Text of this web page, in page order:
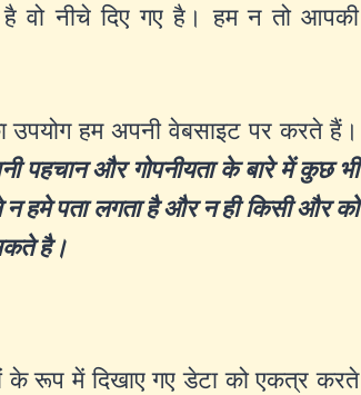
वो नीचे दिए गए है। हम न तो आपकी
उपयोग हम अपनी वेबसाइट पर करते हैं।
पहचान और गोपनीयता के बारे में कुछ भी
हमे पता लगता है और न ही किसी और को
है।
के रूप में दिखाए गए डेटा को एकत्र करते